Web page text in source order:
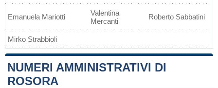
Emanuela Mariotti
Valentina
Mercanti
Roberto Sabbatini
Mirko Strabbioli
NUMERI AMMINISTRATIVI DI
ROSORA